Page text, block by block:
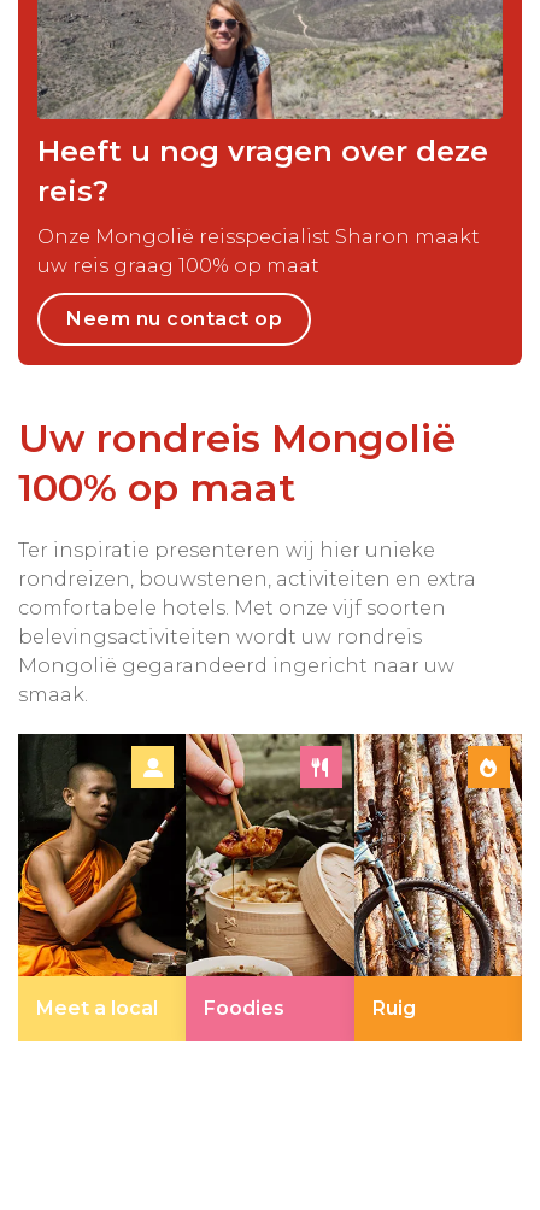
Heeft u nog vragen over deze
reis?
Onze Mongolië reisspecialist Sharon maakt
uw reis graag 100% op maat
Neem nu contact op
Uw rondreis Mongolië
100% op maat
Ter inspiratie presenteren wij hier unieke
rondreizen, bouwstenen, activiteiten en extra
comfortabele hotels. Met onze vijf soorten
belevingsactiviteiten wordt uw rondreis
Mongolië gegarandeerd ingericht naar uw
smaak.
Meet a local Foodies Ruig